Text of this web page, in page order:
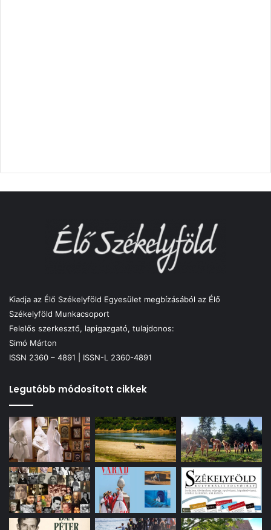
Kiadja az Élő Székelyföld Egyesület megbízásából az Élő
Székelyföld Munkacsoport
Felelős szerkesztő, lapigazgató, tulajdonos:
Simó Márton
ISSN 2360 – 4891 | ISSN-L 2360-4891
Legutóbb módosított cikkek